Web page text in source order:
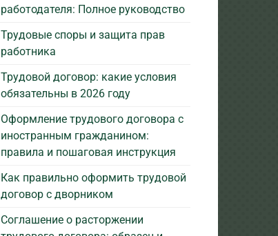
работодателя: Полное руководство
Трудовые споры и защита прав
работника
Трудовой договор: какие условия
обязательны в 2026 году
Оформление трудового договора с
иностранным гражданином:
правила и пошаговая инструкция
Как правильно оформить трудовой
договор с дворником
Соглашение о расторжении